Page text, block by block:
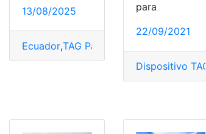
13/08/2025
Ecuador,TAG Panavial
para
22/09/2021
Dispositivo TAG